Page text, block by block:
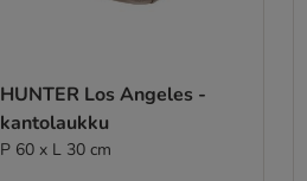
HUNTER Los Angeles -
kantolaukku
P 60 x L 30 cm